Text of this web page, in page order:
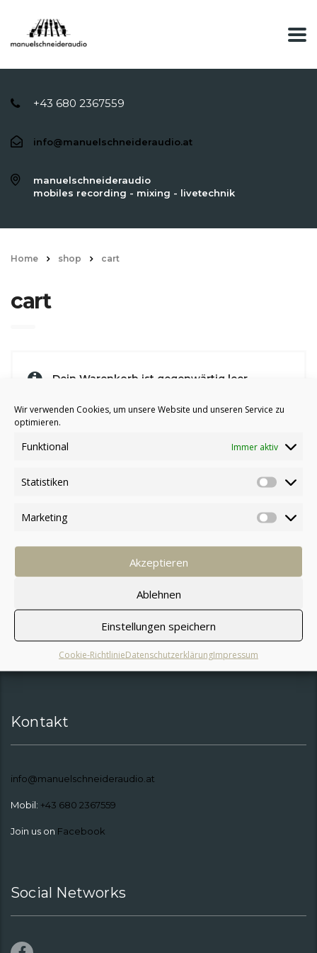
Wir verwenden Cookies, um unsere Website und unseren Service zu
optimieren.
Funktional Immer aktiv
Statistiken
Marketing
Akzeptieren
Ablehnen
Einstellungen speichern
Cookie-RichtlinieDatenschutzerklärungImpressum
+43 680 2367559
info@manuelschneideraudio.at
manuelschneideraudio
mobiles recording - mixing - livetechnik
Home shop cart
cart
Dein Warenkorb ist gegenwärtig leer.
Sie haben noch Fragen? Schreiben Sie uns am besten einfach
zukünftige Projekte unterhalten.
Kontakt
info@manuelschneideraudio.at
Mobil: +43 680 2367559
Join us on Facebook
Social Networks